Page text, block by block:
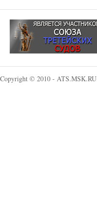
Copyright © 2010 - ATS.MSK.RU